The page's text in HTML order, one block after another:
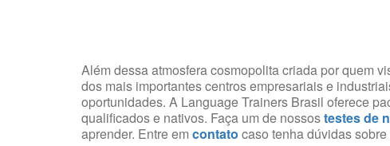
Além dessa atmosfera cosmopolita criada por quem
dos mais importantes centros empresariais e
oportunidades. A Language Trainers Brasil oferece
qualificados e nativos. Faça um de nossostestes de
aprender. Entre em contato caso tenha dúvidas